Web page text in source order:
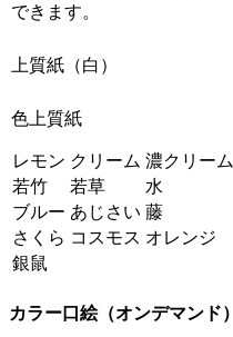
できます。
上質紙（白）
色上質紙
レモン クリーム 濃クリーム
若竹
若草
水
ブルー あじさい 藤
さくら コスモス オレンジ
銀鼠
カラー口絵（オンデマンド）